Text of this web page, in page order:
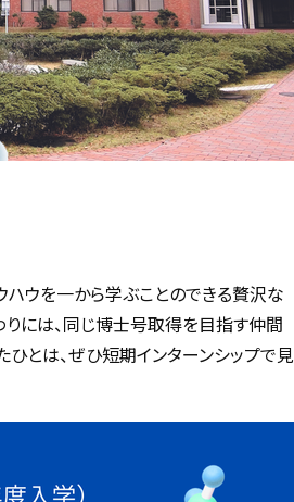
ウを一から学ぶことのできる贅沢な
には、同じ博士号取得を目指す仲間
とは、ぜひ短期インターンシップで見